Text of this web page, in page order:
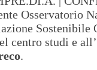
Osservatorio
Sostenibile
centro studi e
.